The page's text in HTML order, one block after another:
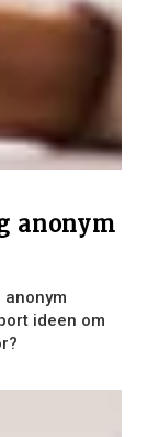
anonym
ideen om